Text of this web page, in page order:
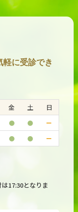
に受診でき
金 土
日
● ● ー
● ● ー
17:30となりま